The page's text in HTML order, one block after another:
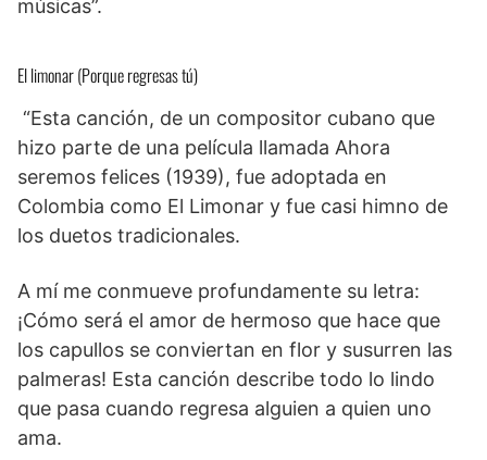
músicas”.
El limonar (Porque regresas tú)
“Esta canción, de un compositor cubano que
hizo parte de una película llamada Ahora
seremos felices (1939), fue adoptada en
Colombia como El Limonar y fue casi himno de
los duetos tradicionales.
A mí me conmueve profundamente su letra:
¡Cómo será el amor de hermoso que hace que
los capullos se conviertan en flor y susurren las
palmeras! Esta canción describe todo lo lindo
que pasa cuando regresa alguien a quien uno
ama.